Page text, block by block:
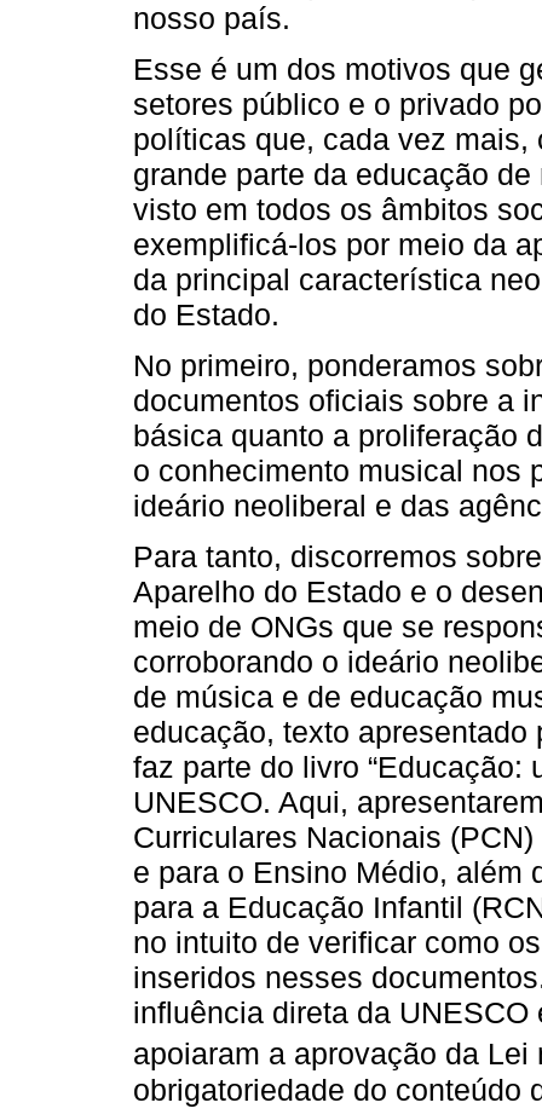
nosso país.
Esse é um dos motivos que
setores público e o privado
políticas que, cada vez mais,
grande parte da educação
visto em todos os âmbitos
exemplificá-los por meio da
da principal característica
do Estado.
No primeiro, ponderamos
documentos oficiais sobre a
básica quanto a proliferação
o conhecimento musical nos
ideário neoliberal e das
Para tanto, discorremos
Aparelho do Estado e o
meio de ONGs que se
corroborando o ideário
de música e de educação
educação, texto
faz parte do livro “Educação:
UNESCO. Aqui,
Curriculares Nacionais
e para o Ensino Médio, além
para a Educação Infantil
no intuito de verificar como
inseridos nesses
influência direta da
apoiaram a aprovação da Lei
obrigatoriedade do conteúdo